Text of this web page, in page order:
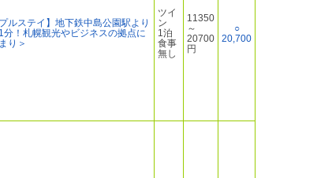
プルステイ】地下鉄中島公園駅より
分！札幌観光やビジネスの拠点に
り＞
ツイ
ン
1泊
食事
無し
11350
～
20700
円
○
20,700